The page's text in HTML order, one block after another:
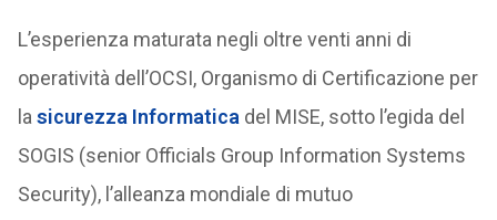
L’esperienza maturata negli oltre venti anni di
operatività dell’OCSI, Organismo di Certificazione per
la sicurezza Informatica del MISE, sotto l’egida del
SOGIS (senior Officials Group Information Systems
Security), l’alleanza mondiale di mutuo